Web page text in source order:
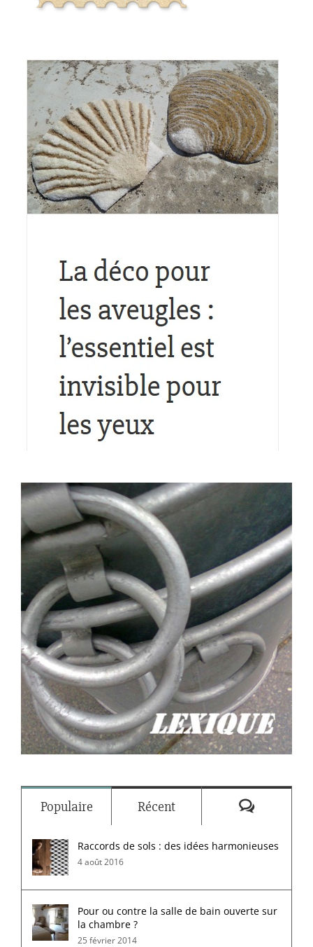
Populaire Récent
Raccords de sols : des idées harmonieuses
4 août 2016
Pour ou contre la salle de bain ouverte sur
la chambre ?
25 février 2014